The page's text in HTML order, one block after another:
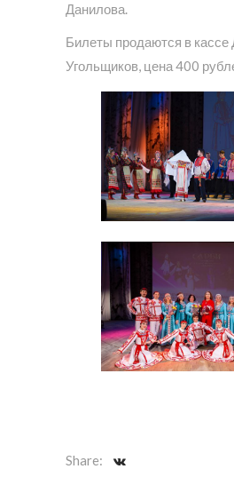
Данилова.
Билеты продаются в кассе
Угольщиков, цена 400
Share: